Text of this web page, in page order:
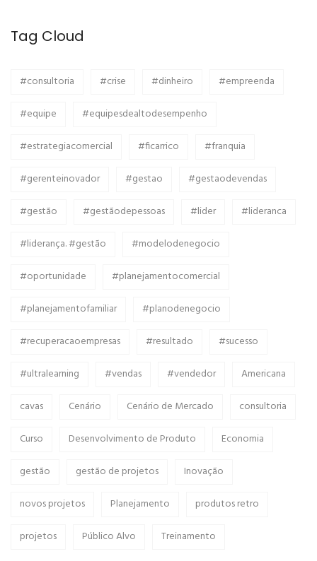
Tag Cloud
#consultoria #crise #dinheiro
#empreenda
#equipe
#equipesdealtodesempenho
#estrategiacomercial
#ficarrico
#franquia
#gerenteinovador
#gestao
#gestaodevendas
#gestão
#gestãodepessoas #lider
#lideranca
#liderança. #gestão
#modelodenegocio
#oportunidade
#planejamentocomercial
#planejamentofamiliar
#planodenegocio
#recuperacaoempresas
#resultado
#sucesso
#ultralearning
#vendas #vendedor
Americana
cavas
Cenário Cenário de Mercado
consultoria
Curso
Desenvolvimento de Produto
Economia
gestão
gestão de projetos
Inovação
novos projetos
Planejamento
produtos retro
projetos
Público Alvo Treinamento